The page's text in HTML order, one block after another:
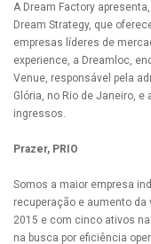
A Dream Factory
Dream Strategy, que
empresas líderes de
experience, a Dreamloc,
Venue, responsável pela
Glória, no Rio de Janeiro,
ingressos.
Prazer, PRIO
Somos a maior empresa
recuperação e aumento da
2015 e com cinco ativos
na busca por eficiência